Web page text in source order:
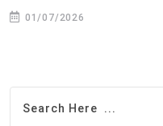
01/07/2026